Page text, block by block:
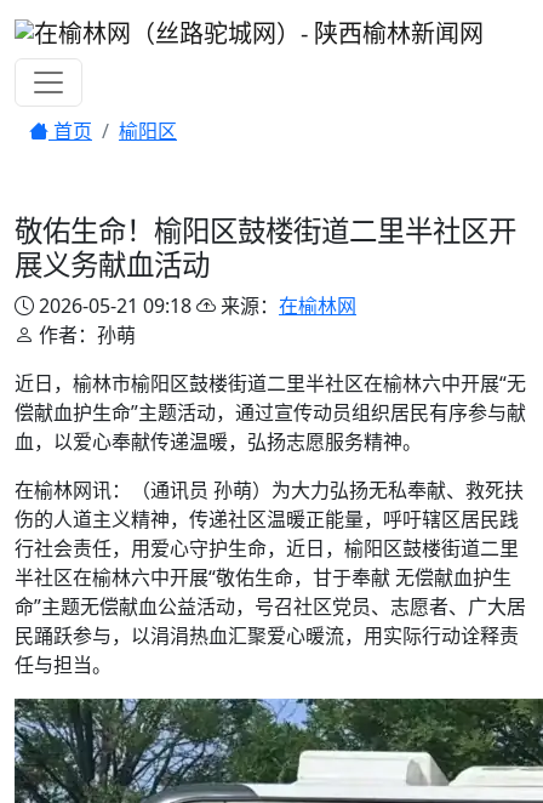
首页 榆阳区
敬佑生命！榆阳区鼓楼街道二里半社区开
展义务献血活动
2026-05-21 09:18 来源： 在榆林网
作者：孙萌
近日，榆林市榆阳区鼓楼街道二里半社区在榆林六中开展“无
偿献血护生命”主题活动，通过宣传动员组织居民有序参与献
血，以爱心奉献传递温暖，弘扬志愿服务精神。
在榆林网讯：（通讯员 孙萌）为大力弘扬无私奉献、救死扶
伤的人道主义精神，传递社区温暖正能量，呼吁辖区居民践
行社会责任，用爱心守护生命，近日，榆阳区鼓楼街道二里
半社区在榆林六中开展“敬佑生命，甘于奉献 无偿献血护生
命”主题无偿献血公益活动，号召社区党员、志愿者、广大居
民踊跃参与，以涓涓热血汇聚爱心暖流，用实际行动诠释责
任与担当。